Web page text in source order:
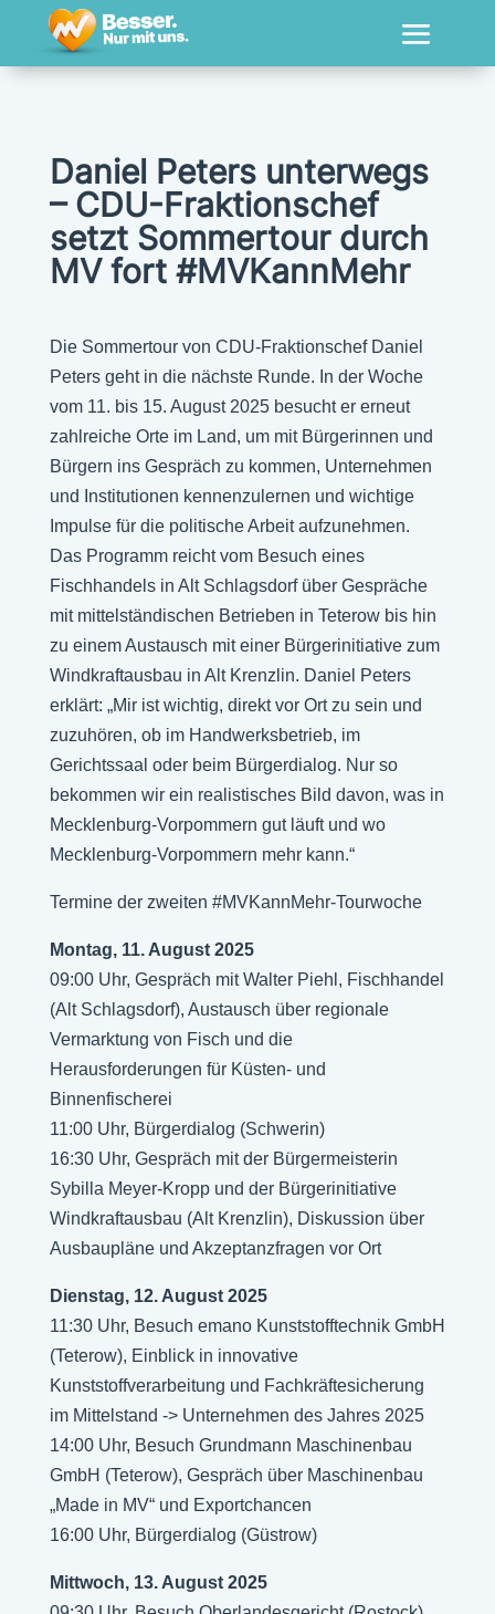
Daniel Peters unterwegs
– CDU-Fraktionschef
setzt Sommertour durch
MV fort #MVKannMehr
Die Sommertour von CDU-Fraktionschef Daniel
Peters geht in die nächste Runde. In der Woche
vom 11. bis 15. August 2025 besucht er erneut
zahlreiche Orte im Land, um mit Bürgerinnen und
Bürgern ins Gespräch zu kommen, Unternehmen
und Institutionen kennenzulernen und wichtige
Impulse für die politische Arbeit aufzunehmen.
Das Programm reicht vom Besuch eines
Fischhandels in Alt Schlagsdorf über Gespräche
mit mittelständischen Betrieben in Teterow bis hin
zu einem Austausch mit einer Bürgerinitiative zum
Windkraftausbau in Alt Krenzlin. Daniel Peters
erklärt: „Mir ist wichtig, direkt vor Ort zu sein und
zuzuhören, ob im Handwerksbetrieb, im
Gerichtssaal oder beim Bürgerdialog. Nur so
bekommen wir ein realistisches Bild davon, was in
Mecklenburg-Vorpommern gut läuft und wo
Mecklenburg-Vorpommern mehr kann.“
Termine der zweiten #MVKannMehr-Tourwoche
Montag, 11. August 2025
09:00 Uhr, Gespräch mit Walter Piehl, Fischhandel
(Alt Schlagsdorf), Austausch über regionale
Vermarktung von Fisch und die
Herausforderungen für Küsten- und
Binnenfischerei
11:00 Uhr, Bürgerdialog (Schwerin)
16:30 Uhr, Gespräch mit der Bürgermeisterin
Sybilla Meyer-Kropp und der Bürgerinitiative
Windkraftausbau (Alt Krenzlin), Diskussion über
Ausbaupläne und Akzeptanzfragen vor Ort
Dienstag, 12. August 2025
11:30 Uhr, Besuch emano Kunststofftechnik GmbH
(Teterow), Einblick in innovative
Kunststoffverarbeitung und Fachkräftesicherung
im Mittelstand -> Unternehmen des Jahres 2025
14:00 Uhr, Besuch Grundmann Maschinenbau
GmbH (Teterow), Gespräch über Maschinenbau
„Made in MV“ und Exportchancen
16:00 Uhr, Bürgerdialog (Güstrow)
Mittwoch, 13. August 2025